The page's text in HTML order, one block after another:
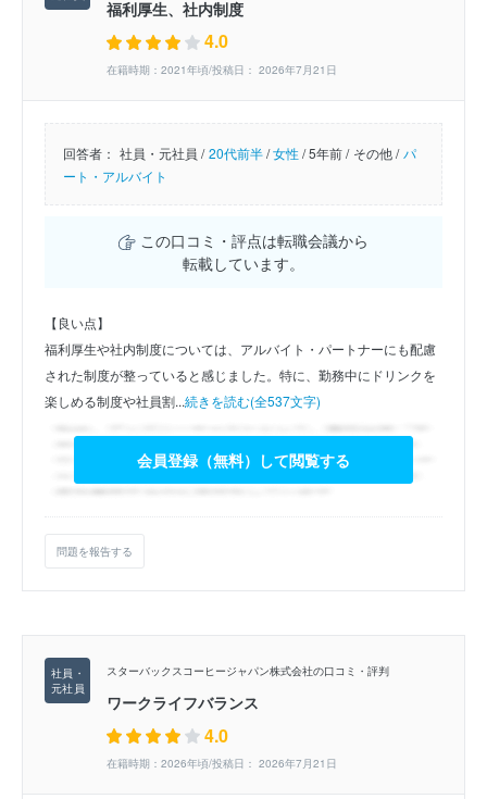
福利厚生、社内制度
4.0
在籍時期：2021年頃/投稿日： 2026年7月21日
回答者： 社員・元社員 / 20代前半/女性/5年前 / その他 / パ
ート・アルバイト
この口コミ・評点は転職会議から
転載しています。
【良い点】
福利厚生や社内制度については、アルバイト・パートナーにも配慮
された制度が整っていると感じました。特に、勤務中にドリンクを
楽しめる制度や社員割...続きを読む(全537文字)
会員登録（無料）して閲覧する
問題を報告する
スターバックスコーヒージャパン株式会社の口コミ・評判
ワークライフバランス
4.0
在籍時期：2026年頃/投稿日： 2026年7月21日